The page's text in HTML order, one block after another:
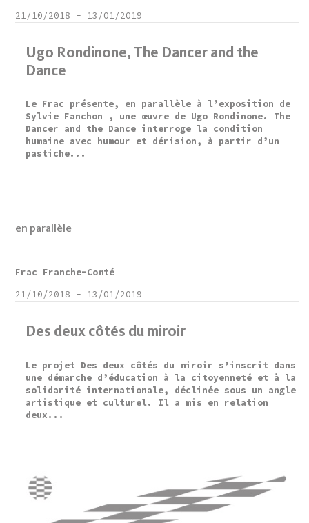
Ugo Rondinone, The Dancer and the
Dance
Le Frac présente, en parallèle à l’exposition de
Sylvie Fanchon , une œuvre de Ugo Rondinone. The
Dancer and the Dance interroge la condition
humaine avec humour et dérision, à partir d’un
pastiche...
21/10/2018 - 13/01/2019
en parallèle
Des deux côtés du miroir
Le projet Des deux côtés du miroir s’inscrit dans
une démarche d’éducation à la citoyenneté et à la
solidarité internationale, déclinée sous un angle
artistique et culturel. Il a mis en relation
deux...
Frac Franche-Comté
21/10/2018 - 13/01/2019